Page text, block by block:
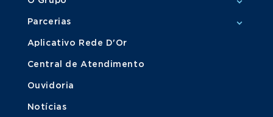
Parcerias
Aplicativo Rede D'Or
Central de Atendimento
Ouvidoria
Notícias